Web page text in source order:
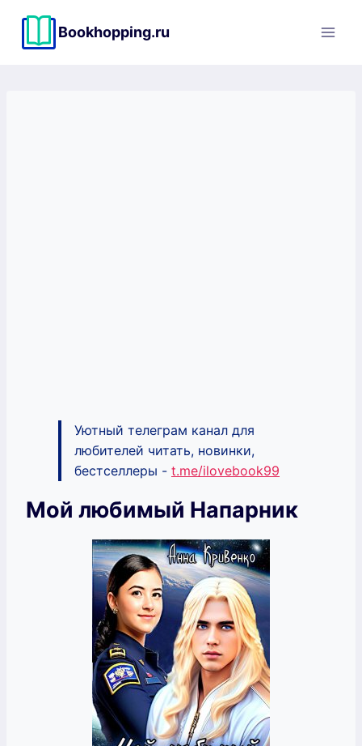
содержимому
Bookhopping.ru
Уютный телеграм канал для
любителей читать, новинки,
бестселлеры - t.me/ilovebook99
Мой любимый Напарник